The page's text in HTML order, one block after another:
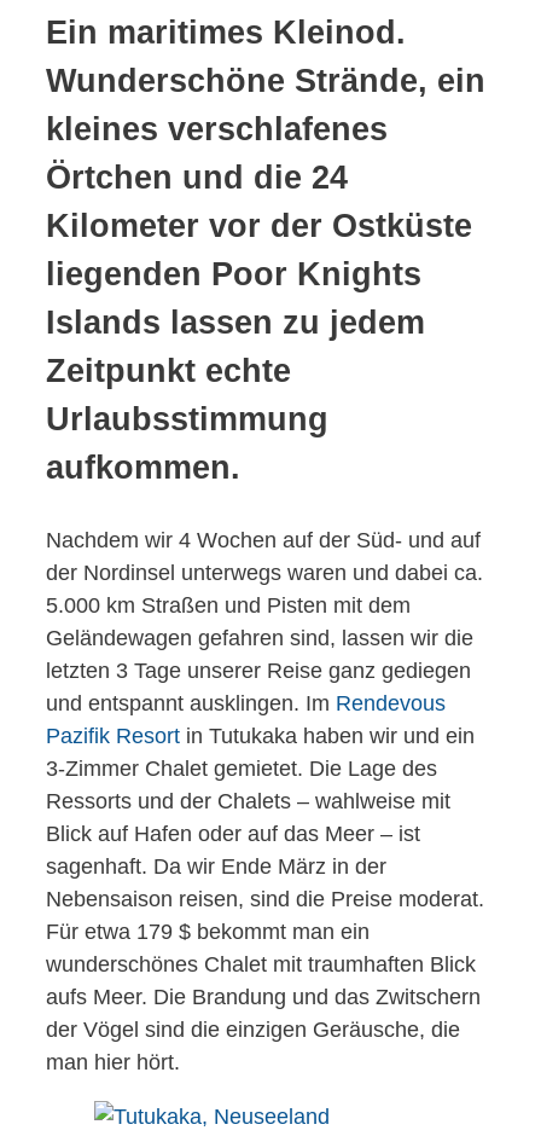
Ein maritimes Kleinod.
Wunderschöne Strände, ein
kleines verschlafenes
Örtchen und die 24
Kilometer vor der Ostküste
liegenden Poor Knights
Islands lassen zu jedem
Zeitpunkt echte
Urlaubsstimmung
aufkommen.
Nachdem wir 4 Wochen auf der Süd- und auf
der Nordinsel unterwegs waren und dabei ca.
5.000 km Straßen und Pisten mit dem
Geländewagen gefahren sind, lassen wir die
letzten 3 Tage unserer Reise ganz gediegen
und entspannt ausklingen. Im Rendevous
Pazifik Resort in Tutukaka haben wir und ein
3-Zimmer Chalet gemietet. Die Lage des
Ressorts und der Chalets – wahlweise mit
Blick auf Hafen oder auf das Meer – ist
sagenhaft. Da wir Ende März in der
Nebensaison reisen, sind die Preise moderat.
Für etwa 179 $ bekommt man ein
wunderschönes Chalet mit traumhaften Blick
aufs Meer. Die Brandung und das Zwitschern
der Vögel sind die einzigen Geräusche, die
man hier hört.